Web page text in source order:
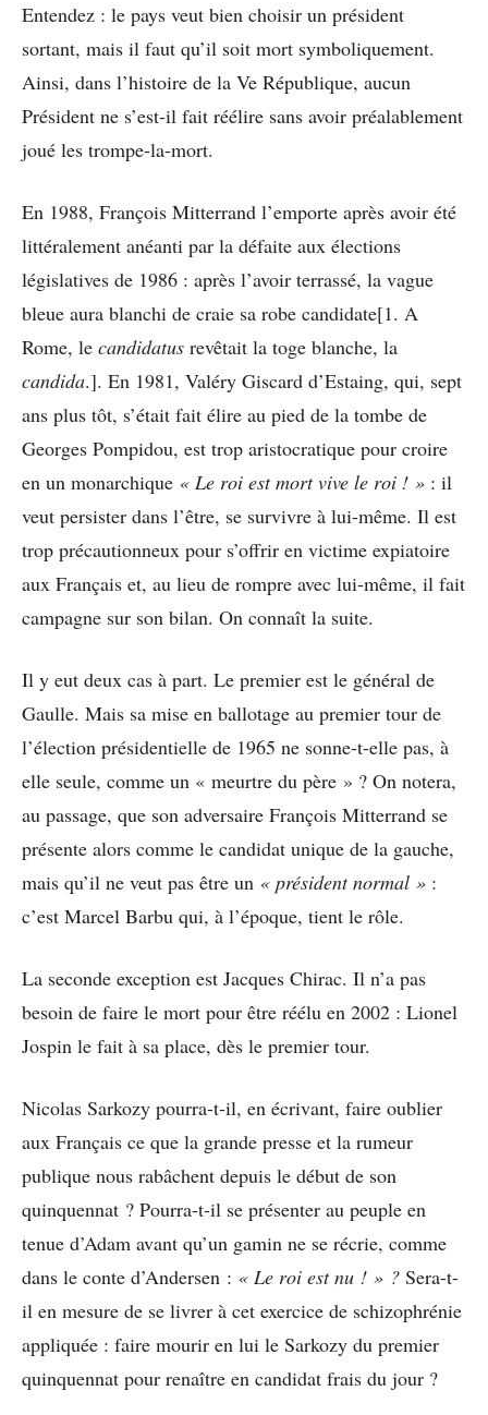
Entendez : le pays veut bien choisir un président
sortant, mais il faut qu’il soit mort symboliquement.
Ainsi, dans l’histoire de la Ve République, aucun
Président ne s’est-il fait réélire sans avoir préalablement
joué les trompe-la-mort.
En 1988, François Mitterrand l’emporte après avoir été
littéralement anéanti par la défaite aux élections
législatives de 1986 : après l’avoir terrassé, la vague
bleue aura blanchi de craie sa robe candidate[1. A
Rome, le candidatus revêtait la toge blanche, la
candida.]. En 1981, Valéry Giscard d’Estaing, qui, sept
ans plus tôt, s’était fait élire au pied de la tombe de
Georges Pompidou, est trop aristocratique pour croire
en un monarchique « Le roi est mort vive le roi ! » : il
veut persister dans l’être, se survivre à lui-même. Il est
trop précautionneux pour s’offrir en victime expiatoire
aux Français et, au lieu de rompre avec lui-même, il fait
campagne sur son bilan. On connaît la suite.
Il y eut deux cas à part. Le premier est le général de
Gaulle. Mais sa mise en ballotage au premier tour de
l’élection présidentielle de 1965 ne sonne-t-elle pas, à
elle seule, comme un « meurtre du père » ? On notera,
au passage, que son adversaire François Mitterrand se
présente alors comme le candidat unique de la gauche,
mais qu’il ne veut pas être un « président normal » :
c’est Marcel Barbu qui, à l’époque, tient le rôle.
La seconde exception est Jacques Chirac. Il n’a pas
besoin de faire le mort pour être réélu en 2002 : Lionel
Jospin le fait à sa place, dès le premier tour.
Nicolas Sarkozy pourra-t-il, en écrivant, faire oublier
aux Français ce que la grande presse et la rumeur
publique nous rabâchent depuis le début de son
quinquennat ? Pourra-t-il se présenter au peuple en
tenue d’Adam avant qu’un gamin ne se récrie, comme
dans le conte d’Andersen : « Le roi est nu ! » ? Sera-t-
il en mesure de se livrer à cet exercice de schizophrénie
appliquée : faire mourir en lui le Sarkozy du premier
quinquennat pour renaître en candidat frais du jour ?